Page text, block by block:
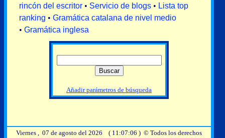
rincón del escritor • Servicio de blogs • Lista top
ranking • Gramática catalana de nivel medio
• Gramática inglesa
Añadir parámetros de búsqueda
Viernes , 07 de agosto del 2026 ( 11:07:06 ) © Todos los derechos